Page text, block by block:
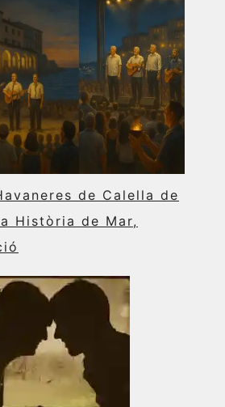
de Calella de
Història de Mar,